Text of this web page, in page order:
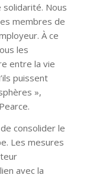
Nous
membres de
À ce
les
entre la vie
puissent
»,
consolider le
Les mesures
avec la